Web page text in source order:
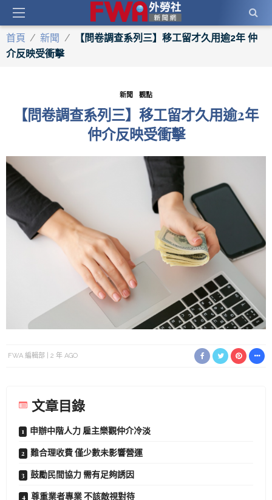
首頁 / 新聞 /
【問卷調查系列三】移工留才久用逾2年 仲
介反映受衝擊
新聞 觀點
【問卷調查系列三】移工留才久用逾2年
仲介反映受衝擊
FWA 編輯部 2 年 AGO
文章目錄
申辦中階人力 雇主樂觀仲介冷淡
難合理收費 僅少數未影響營運
鼓勵民間協力 需有足夠誘因
尊重業者專業 不該敵視對待